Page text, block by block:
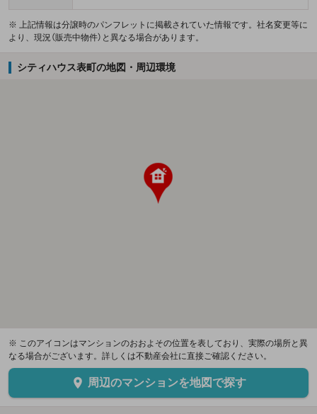
※ 上記情報は分譲時のパンフレットに掲載されていた情報です。社名変更等に
より、現況（販売中物件）と異なる場合があります。
シティハウス表町の地図・周辺環境
※ このアイコンはマンションのおおよその位置を表しており、実際の場所と異
なる場合がございます。詳しくは不動産会社に直接ご確認ください。
周辺のマンションを地図で探す